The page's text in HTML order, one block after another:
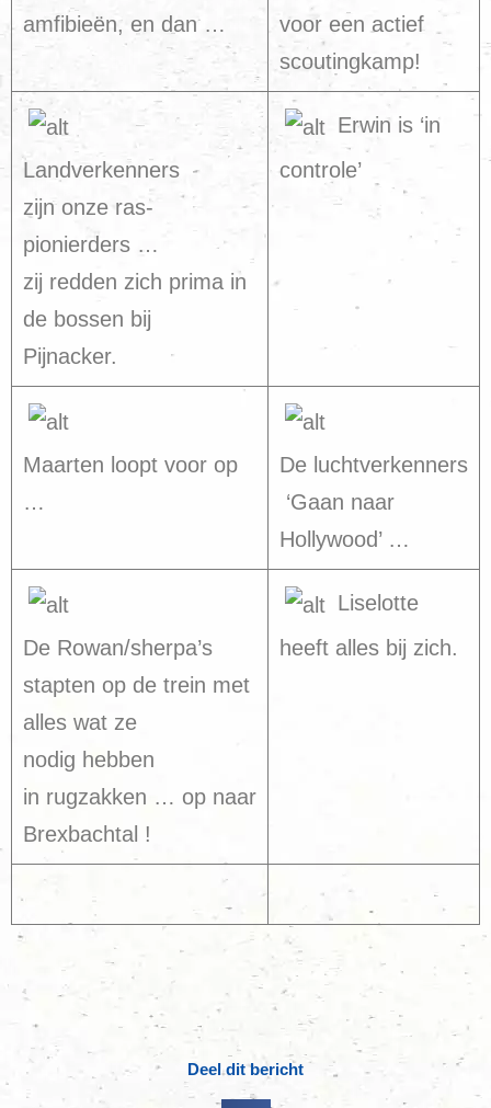
amfibieën, en dan …
voor een actief
scoutingkamp!
Landverkenners
zijn onze ras-
pionierders …
zij redden zich prima in
de bossen bij
Pijnacker.
Erwin is ‘in
controle’
Maarten loopt voor op
…
De luchtverkenners
‘Gaan naar
Hollywood’ …
De Rowan/sherpa’s
stapten op de trein met
alles wat ze
nodig hebben
in rugzakken … op naar
Brexbachtal !
Liselotte
heeft alles bij zich.
Deel dit bericht